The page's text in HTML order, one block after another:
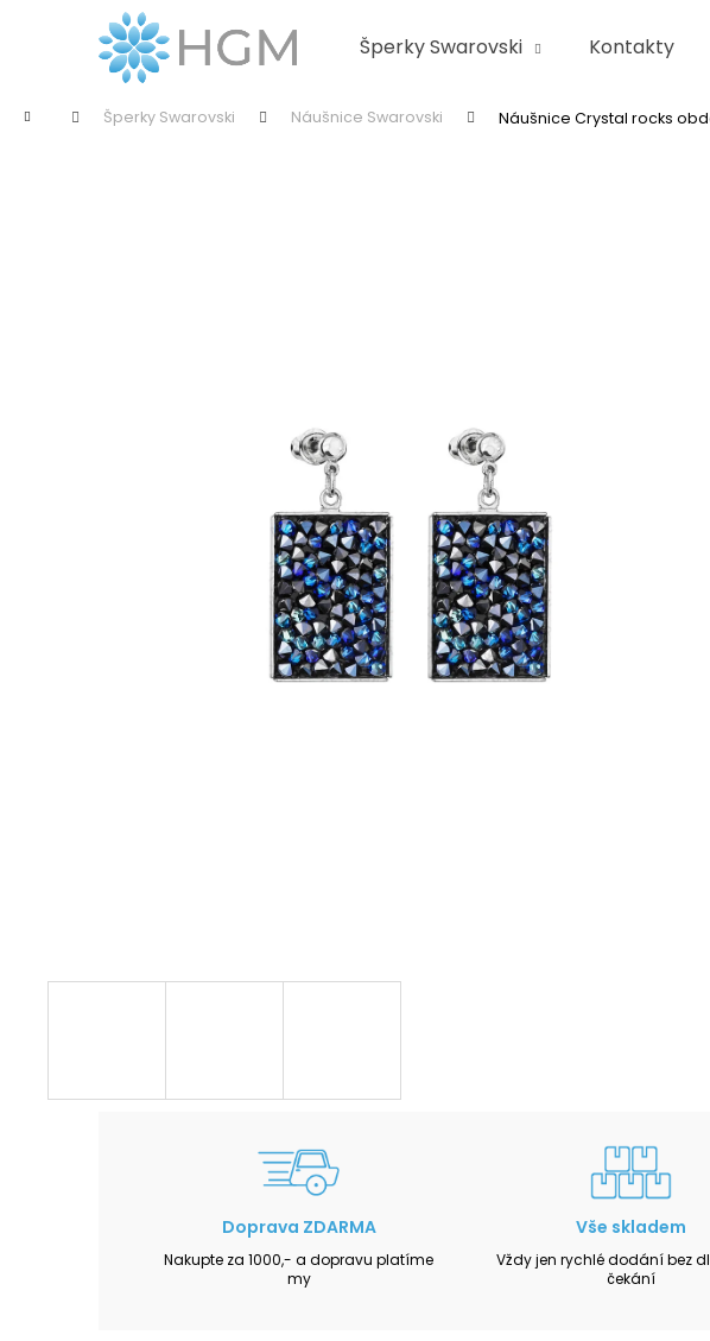
Šperky Swarovski Kontakty
Domů Šperky Swarovski Náušnice Swarovski Náušnice Crystal rocks
Doprava ZDARMA
Nakupte za 1000,- a dopravu platíme
my
Vše skladem
Vždy jen rychlé dodání bez
čekání
Zpět
obchodu
Zpět
obchodu
Co
NÁHRDELNÍK KOLEČKO A HRUŠKY
MONTANA SWAROVSKI
NÁHRDELNÍK ANDĚL
SWAROVSKI
490 Kč
Původně: